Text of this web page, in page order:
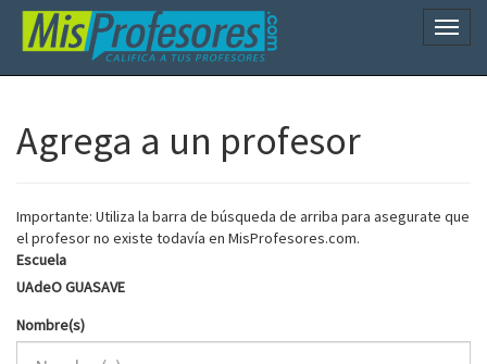
Agrega a un profesor
Importante: Utiliza la barra de búsqueda de arriba para asegurate que
el profesor no existe todavía en MisProfesores.com.
Escuela
UAdeO GUASAVE
Nombre(s)